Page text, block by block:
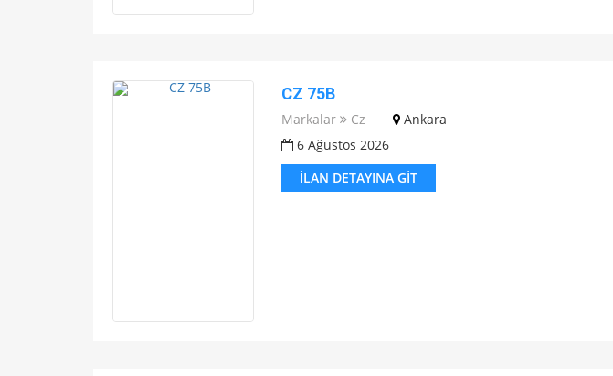
CZ 75B
Markalar Cz
Ankara
6 Ağustos 2026
İLAN DETAYINA GIT